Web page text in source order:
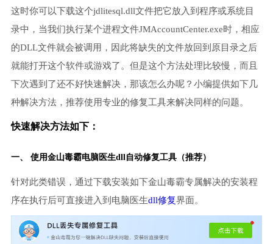
这时你可以下载这个jdlitesql.dll文件把它放入到程序或系统目
录中，当我们执行某个进程文件JMAccountCenter.exe时，相应
的DLL文件就会被调用，因此将缺失的文件放回到原目录之后
就能打开这个软件或游戏了。但是这个方法处理比较慢，而且
下次遇到了还不好快速解决，那该怎么办呢？小编提供如下几
种解决方法，推荐使用专业的修复工具来解决同样的问题。
快速解决方法如下：
一、 使用金山毒霸电脑医生dll自动修复工具（推荐）
针对此类错误，通过下载安装如下金山毒霸专属解决的安装程
序在执行后可直接进入到电脑医生dll修复界面。